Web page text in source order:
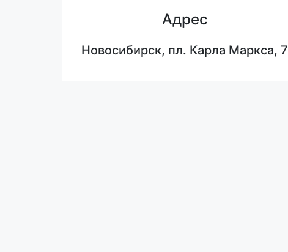
Адрес
Новосибирск, пл. Карла Маркса, 7